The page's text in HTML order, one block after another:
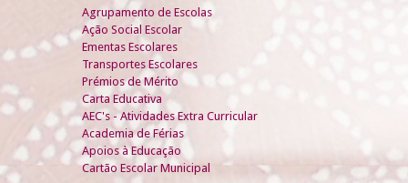
Agrupamento de Escolas
Ação Social Escolar
Ementas Escolares
Transportes Escolares
Prémios de Mérito
Carta Educativa
AEC's - Atividades Extra Curricular
Academia de Férias
Apoios à Educação
Cartão Escolar Municipal